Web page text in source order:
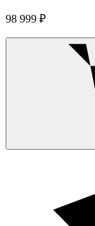
98 999 ₽